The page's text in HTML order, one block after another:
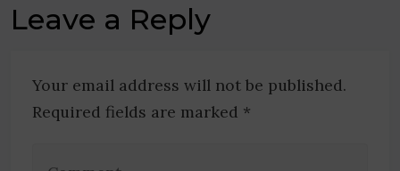
Leave a Reply
Your email address will not be published.
Required fields are marked *